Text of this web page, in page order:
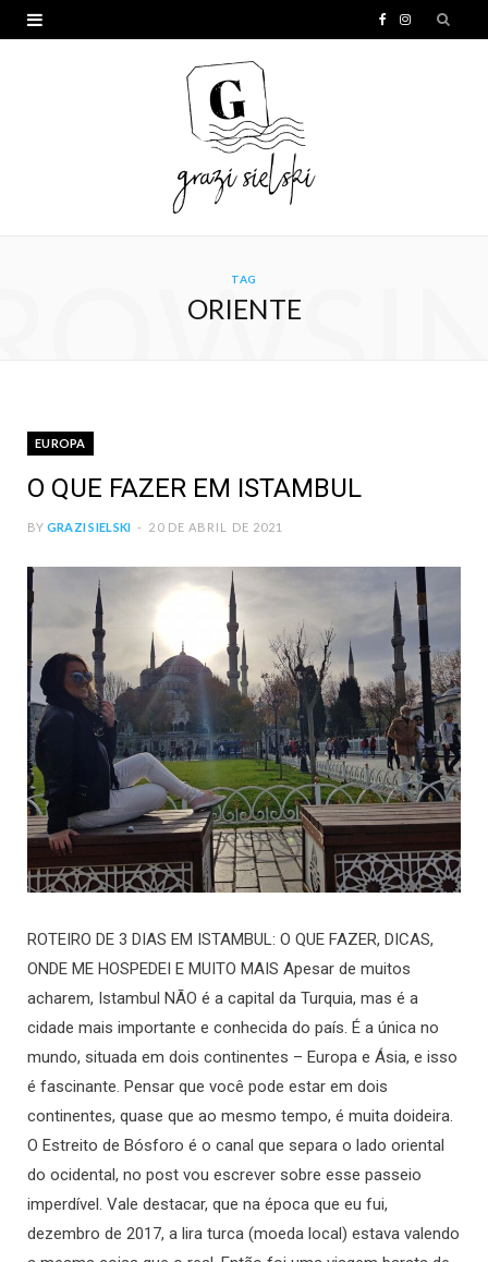
I
TAG
ORIENTE
EUROPA
O QUE FAZER EM ISTAMBUL
BY GRAZI SIELSKI 20 DE ABRIL DE 2021
ROTEIRO DE 3 DIAS EM ISTAMBUL: O QUE FAZER, DICAS,
ONDE ME HOSPEDEI E MUITO MAIS Apesar de muitos
acharem, Istambul NÃO é a capital da Turquia, mas é a
cidade mais importante e conhecida do país. É a única no
mundo, situada em dois continentes – Europa e Ásia, e isso
é fascinante. Pensar que você pode estar em dois
continentes, quase que ao mesmo tempo, é muita doideira.
O Estreito de Bósforo é o canal que separa o lado oriental
do ocidental, no post vou escrever sobre esse passeio
imperdível. Vale destacar, que na época que eu fui,
dezembro de 2017, a lira turca (moeda local) estava valendo